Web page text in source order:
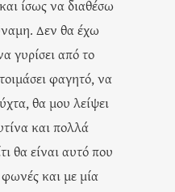
ίσως να διαθέσω
Δεν θα έχω
γυρίσει από το
φαγητό, να
θα μου λείψει
και πολλά
θα είναι αυτό που
και με μία